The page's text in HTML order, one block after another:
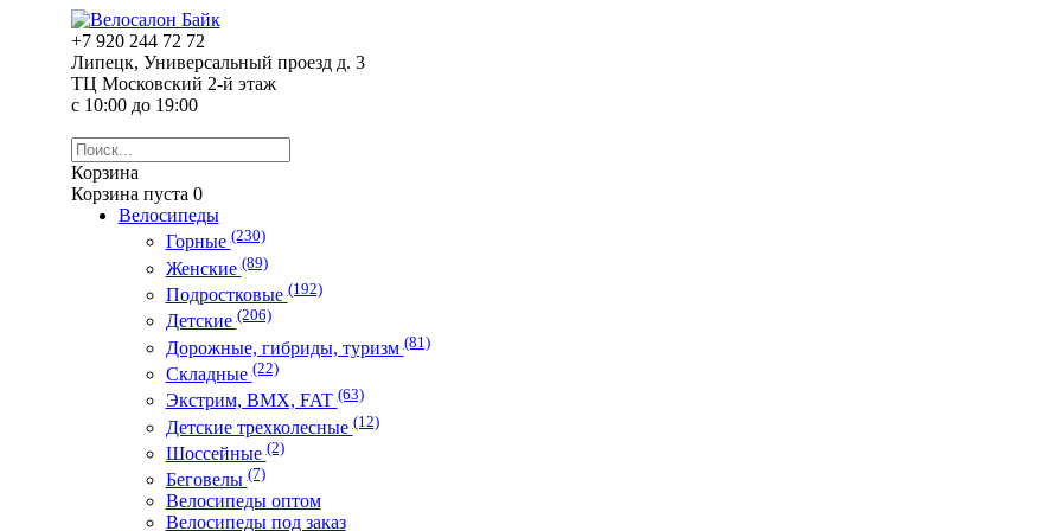
+7 920 244 72 72
Липецк, Универсальный проезд д. 3
ТЦ Московский 2-й этаж
с 10:00 до 19:00
Корзина
Корзина пуста 0
Велосипеды
Горные(230)
Женские(89)
Подростковые(192)
Детские(206)
Дорожные, гибриды, туризм(81)
Складные(22)
Экстрим, ВМХ, FAT(63)
Детские трехколесные(12)
Шоссейные(2)
Беговелы(7)
Велосипеды оптом
Велосипеды под заказ